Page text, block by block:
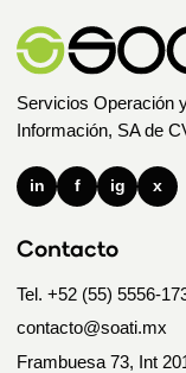
Servicios Operación
Información, SA de
in f ig x
Contacto
Tel. +52 (55) 5556-
contacto@soati.mx
Frambuesa 73, Int